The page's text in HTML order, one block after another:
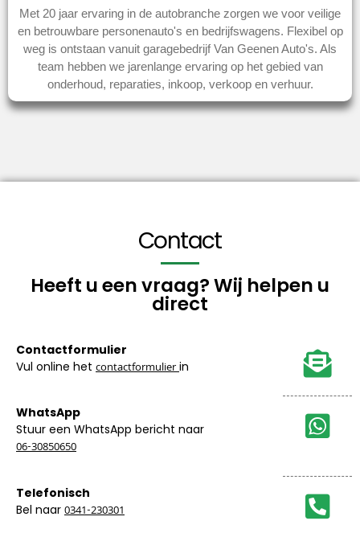
Met 20 jaar ervaring in de autobranche zorgen we voor veilige
en betrouwbare personenauto's en bedrijfswagens. Flexibel op
weg is ontstaan vanuit garagebedrijf Van Geenen Auto's. Als
team hebben we jarenlange ervaring op het gebied van
onderhoud, reparaties, inkoop, verkoop en verhuur.
Contact
Heeft u een vraag? Wij helpen u
direct
Contactformulier
Vul online het contactformulier in
WhatsApp
Stuur een WhatsApp bericht naar
06-30850650
Telefonisch
Bel naar 0341-230301